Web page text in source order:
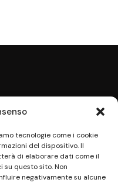
tecnologie come i cookie
del dispositivo. Il
di elaborare dati come il
su questo sito. Non
negativamente su alcune